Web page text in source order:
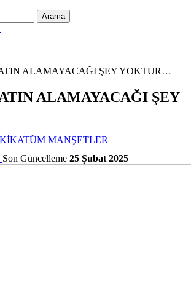
ALAMAYACAĞI ŞEY YOKTUR…
ALAMAYACAĞI ŞEY
TÜM MANŞETLER
Son Güncelleme 25 Şubat 2025